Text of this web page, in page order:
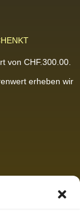
von CHF.300.00.
erheben wir